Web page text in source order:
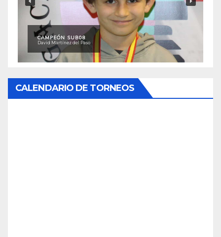
CAMPEÓN SUB08
David Martínez del Paso
CALENDARIO DE TORNEOS